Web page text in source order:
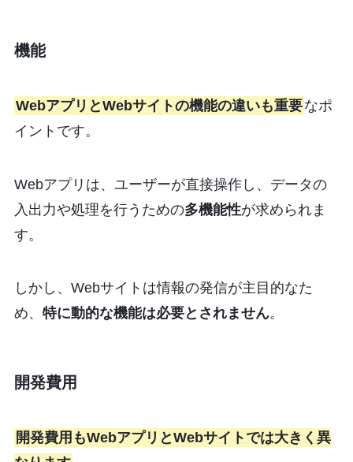
機能
WebアプリとWebサイトの機能の違いも重要なポ
イントです。
Webアプリは、ユーザーが直接操作し、データの
入出力や処理を行うための多機能性が求められま
す。
しかし、Webサイトは情報の発信が主目的なた
め、 特に動的な機能は必要とされません。
開発費用
開発費用もWebアプリとWebサイトでは大きく異